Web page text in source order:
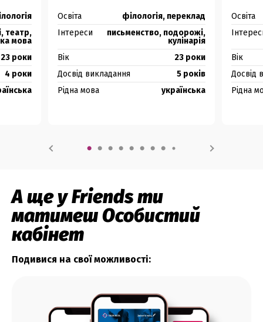
кафешці біля будинку. Зручно, правда? 😊
Безкоштовні спецкурси з граматики
Під час пандемії ми розробили відеокурси з
англійської для людей, які не змогли продовжити
театр,
мова
23 роки
4 роки
Освіта
філологія, переклад
Інтереси
письменство, подорожі,
кулінарія
Вік
23 роки
Досвід викладання
5 років
Рідна мова
українська
Освіта
Вік
Досвід
Рідна
А ще у Friends ти
матимеш Особистий
кабінет
Подивися на свої можливості: